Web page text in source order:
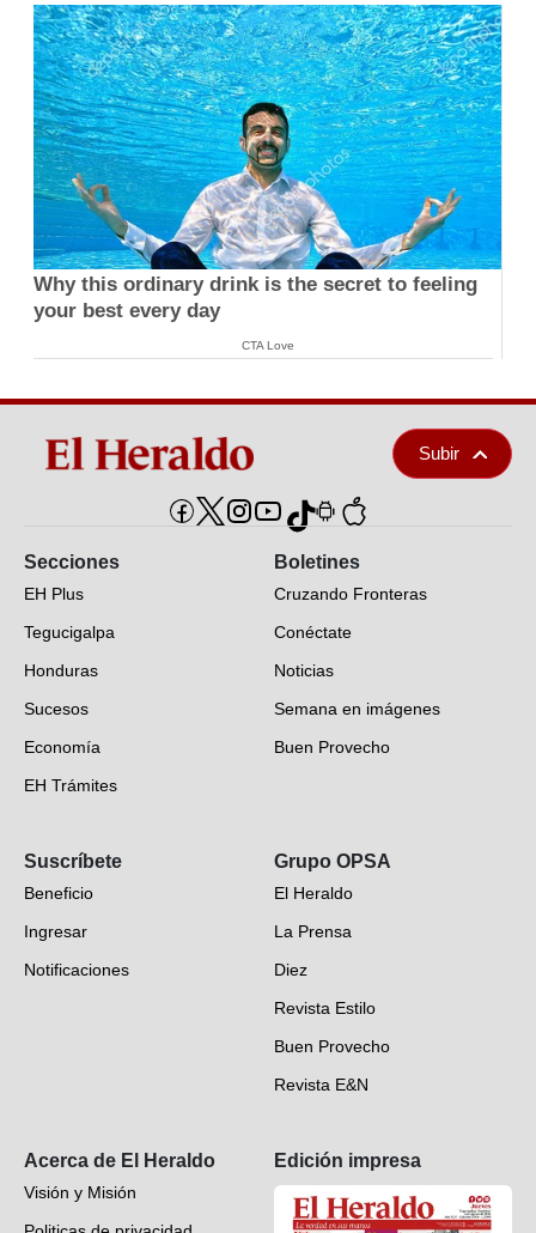
Why this ordinary drink is the secret to feeling
your best every day
CTA Love
Subir
Secciones
EH Plus
Tegucigalpa
Honduras
Sucesos
Economía
EH Trámites
EH Verifica
Fotogalerías
Deportes
Videos
Boletines
Cruzando Fronteras
Conéctate
Noticias
Semana en imágenes
Buen Provecho
Suscríbete
Beneficio
Ingresar
Notificaciones
Grupo OPSA
El Heraldo
La Prensa
Diez
Revista Estilo
Buen Provecho
Revista E&N
Acerca de El Heraldo
Visión y Misión
Edición impresa